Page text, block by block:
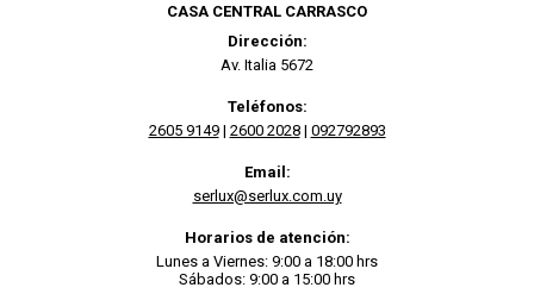
CASA CENTRAL CARRASCO
Dirección:
Av. Italia 5672
Teléfonos:
2605 9149| 2600 2028| 092792893
Email:
serlux@serlux.com.uy
Horarios de atención:
Lunes a Viernes: 9:00 a 18:00 hrs
Sábados: 9:00 a 15:00 hrs